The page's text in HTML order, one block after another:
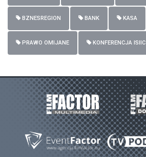
BZNESREGION BANK KASA
PRAWO OMIJANE KONFERENCJA ISIIC